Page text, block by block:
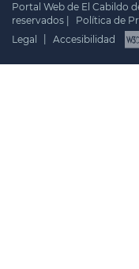
Portal Web de El Cabildo
reservados |
Política de
Legal
Accesibilidad